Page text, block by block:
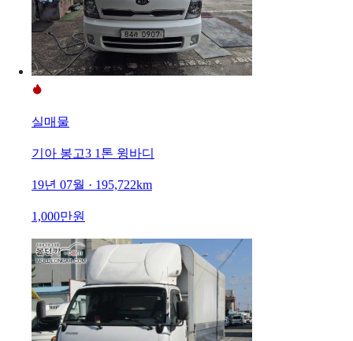
실매물
기아 봉고3 1톤 윙바디
19년 07월 · 195,722km
1,000만원